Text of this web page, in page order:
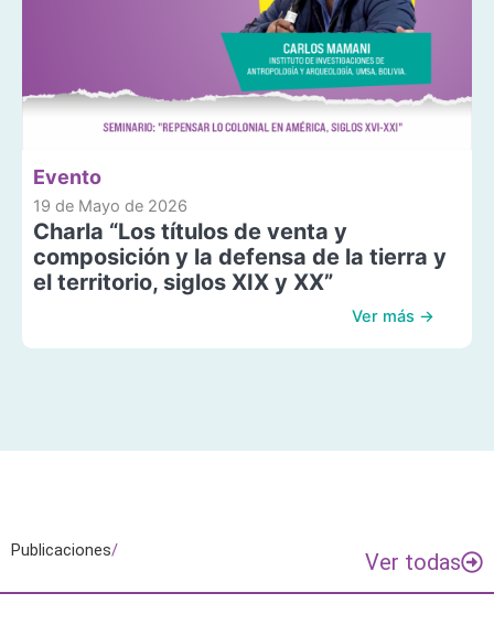
Evento
19 de Mayo de 2026
Charla “Los títulos de venta y
composición y la defensa de la tierra y
el territorio, siglos XIX y XX”
Ver más →
Publicaciones/ Ver todas